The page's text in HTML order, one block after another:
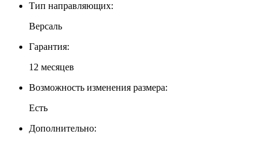
Тип направляющих:
Версаль
Гарантия:
12 месяцев
Возможность изменения размера:
Есть
Дополнительно: